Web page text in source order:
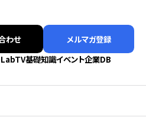
わせ
メルマガ登録
基礎知識イベント企業DB